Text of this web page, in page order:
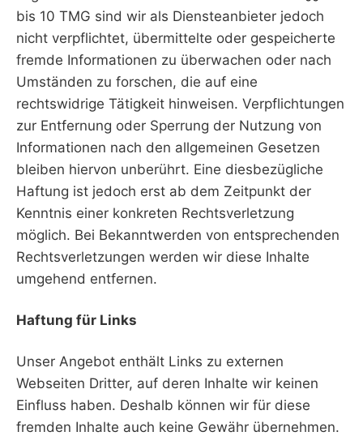
bis 10 TMG sind wir als Diensteanbieter jedoch
nicht verpflichtet, übermittelte oder gespeicherte
fremde Informationen zu überwachen oder nach
Umständen zu forschen, die auf eine
rechtswidrige Tätigkeit hinweisen. Verpflichtungen
zur Entfernung oder Sperrung der Nutzung von
Informationen nach den allgemeinen Gesetzen
bleiben hiervon unberührt. Eine diesbezügliche
Haftung ist jedoch erst ab dem Zeitpunkt der
Kenntnis einer konkreten Rechtsverletzung
möglich. Bei Bekanntwerden von entsprechenden
Rechtsverletzungen werden wir diese Inhalte
umgehend entfernen.
Haftung für Links
Unser Angebot enthält Links zu externen
Webseiten Dritter, auf deren Inhalte wir keinen
Einfluss haben. Deshalb können wir für diese
fremden Inhalte auch keine Gewähr übernehmen.